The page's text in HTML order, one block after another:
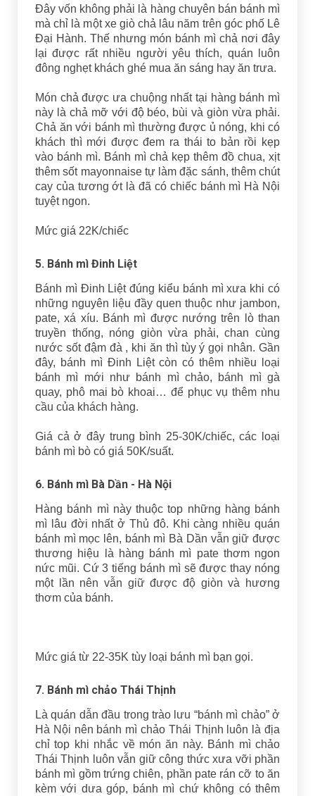
Đây vốn không phải là hàng chuyên bán bánh mì
mà chỉ là một xe giò chả lâu năm trên góc phố Lê
Đại Hành. Thế nhưng món bánh mì chả nơi đây
lại được rất nhiều người yêu thích, quán luôn
đông nghẹt khách ghé mua ăn sáng hay ăn trưa.
Món chả được ưa chuộng nhất tại hàng bánh mì
này là chả mỡ với độ béo, bùi và giòn vừa phải.
Chả ăn với bánh mì thường được ủ nóng, khi có
khách thì mới được đem ra thái to bản rồi kẹp
vào bánh mì. Bánh mì chả kẹp thêm đồ chua, xịt
thêm sốt mayonnaise tự làm đặc sánh, thêm chút
cay của tương ớt là đã có chiếc bánh mì Hà Nội
tuyệt ngon.
Mức giá 22K/chiếc
5. Bánh mì Đinh Liệt
Bánh mì Đinh Liệt đúng kiểu bánh mì xưa khi có
những nguyên liệu đầy quen thuộc như jambon,
pate, xá xíu. Bánh mì được nướng trên lò than
truyền thống, nóng giòn vừa phải, chan cùng
nước sốt đậm đà , khi ăn thì tùy ý gọi nhân. Gần
đây, bánh mì Đinh Liệt còn có thêm nhiều loại
bánh mì mới như bánh mì chảo, bánh mì gà
quay, phô mai bò khoai… để phục vụ thêm nhu
cầu của khách hàng.
Giá cả ở đây trung bình 25-30K/chiếc, các loại
bánh mì bò có giá 50K/suất.
6. Bánh mì Bà Dần - Hà Nội
Hàng bánh mì này thuộc top những hàng bánh
mì lâu đời nhất ở Thủ đô. Khi càng nhiều quán
bánh mì mọc lên, bánh mì Bà Dần vẫn giữ được
thương hiệu là hàng bánh mì pate thơm ngon
nức mũi. Cứ 3 tiếng bánh mì sẽ được thay nóng
một lần nên vẫn giữ được độ giòn và hương
thơm của bánh.
Mức giá từ 22-35K tùy loại bánh mì bạn gọi.
7. Bánh mì chảo Thái Thịnh
Là quán dẫn đầu trong trào lưu “bánh mì chảo” ở
Hà Nội nên bánh mì chảo Thái Thịnh luôn là địa
chỉ top khi nhắc về món ăn này. Bánh mì chảo
Thái Thịnh luôn vẫn giữ công thức xưa vỡi phần
bánh mì gồm trứng chiên, phần pate rán cỡ to ăn
kèm với dưa góp, bánh mì chứ không có thêm